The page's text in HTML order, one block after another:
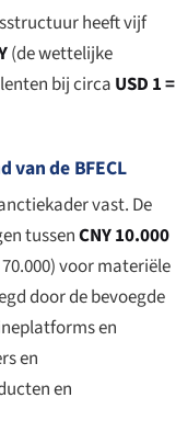
heeft vijf
(de wettelijke
bij circa USD 1 =
van de BFECL
vast. De
tussenCNY 10.000
voor materiële
door de bevoegde
en
en
en